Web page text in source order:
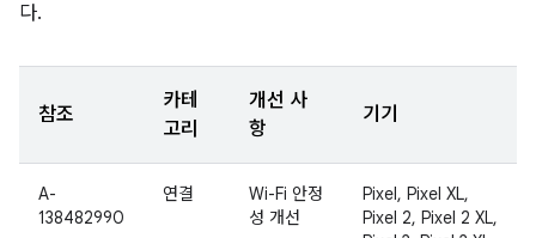
다.
참조
카테
고리
개선 사
항
기기
A-
138482990
연결
Wi-Fi 안정
성 개선
Pixel, Pixel XL,
Pixel 2, Pixel 2 XL,